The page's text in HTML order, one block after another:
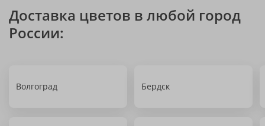
Доставка цветов в любой город
России:
Волгоград Бердск